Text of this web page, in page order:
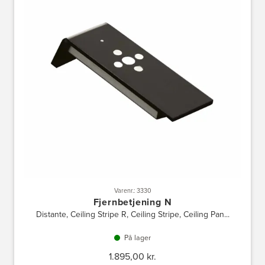
Varenr.: 3330
Fjernbetjening N
Distante, Ceiling Stripe R, Ceiling Stripe, Ceiling Pan...
På lager
1.895,00 kr.